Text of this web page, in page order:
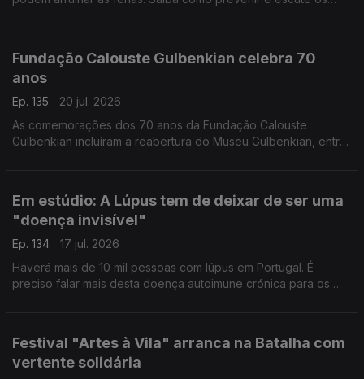
Fundação Calouste Gulbenkian celebra 70
anos
Ep. 135
20 jul. 2026
As comemorações dos 70 anos da Fundação Calouste
Gulbenkian incluíram a reabertura do Museu Gulbenkian, entre
Em estúdio: A Lúpus tem de deixar de ser uma
"doença invisível"
Ep. 134
17 jul. 2026
Haverá mais de 10 mil pessoas com lúpus em Portugal. É
preciso falar mais desta doença autoimune crónica para os
Festival "Artes à Vila" arranca na Batalha com
vertente solidária